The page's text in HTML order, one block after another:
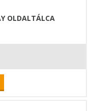
OLDALTÁLCA